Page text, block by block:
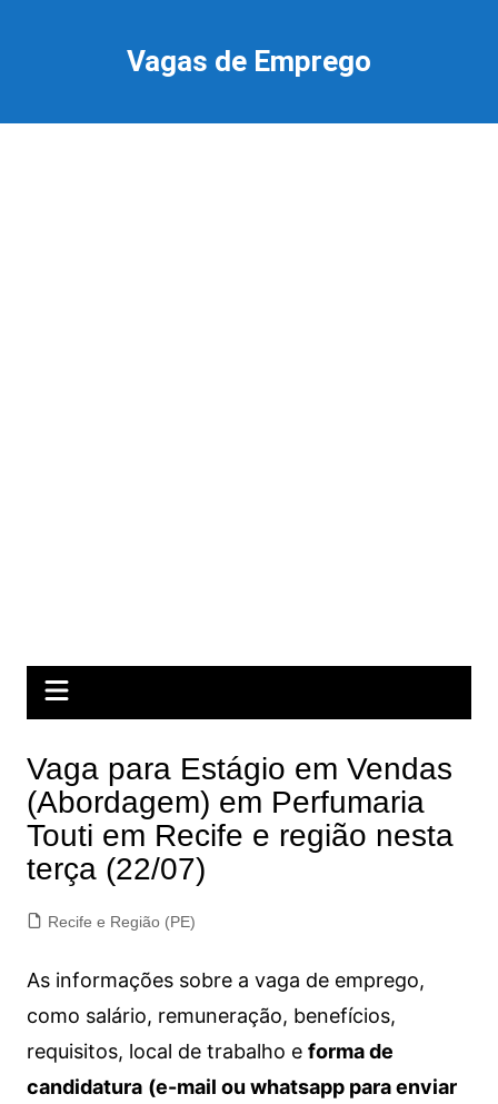
Vagas de Emprego
Vaga para Estágio em Vendas
(Abordagem) em Perfumaria
Touti em Recife e região nesta
terça (22/07)
Recife e Região (PE)
As informações sobre a vaga de emprego,
como salário, remuneração, benefícios,
requisitos, local de trabalho e forma de
candidatura (e-mail ou whatsapp para enviar